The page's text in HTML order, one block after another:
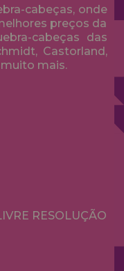
cabeças, onde
preços da
cabeças das
Castorland,
muito mais.
RESOLUÇÃO